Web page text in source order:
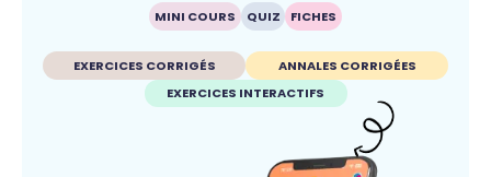
MINI COURS QUIZ FICHES
EXERCICES CORRIGÉS
ANNALES CORRIGÉES
EXERCICES INTERACTIFS